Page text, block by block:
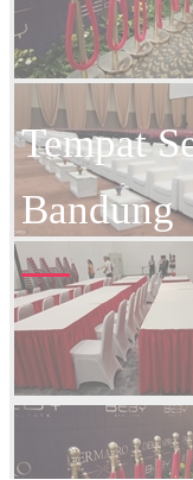
Tempat
Bandung